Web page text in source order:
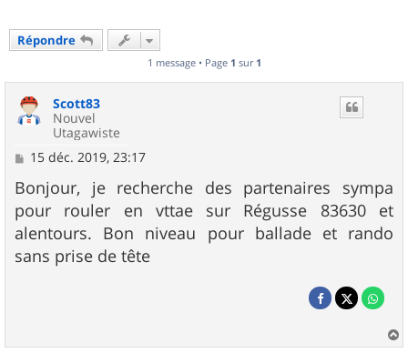
Répondre
1 message • Page 1 sur 1
Scott83
Nouvel
Utagawiste
M
s
s
a
g
e
15 déc. 2019, 23:17
Bonjour, je recherche des partenaires sympa
pour rouler en vttae sur Régusse 83630 et
alentours. Bon niveau pour ballade et rando
sans prise de tête
a